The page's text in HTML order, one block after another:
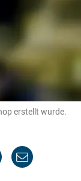
erstellt wurde.